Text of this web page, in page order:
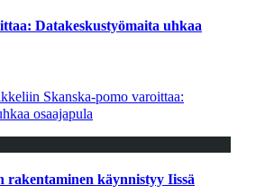
Datakeskustyömaita uhkaa
Skanska-pomo varoittaa:
osaajapula
rakentaminen käynnistyy Iissä